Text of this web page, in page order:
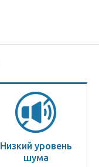
Низкий уровень
шума